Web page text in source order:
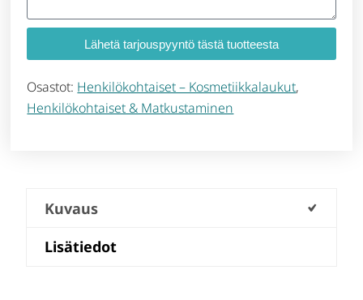
Lähetä tarjouspyyntö tästä tuotteesta
Osastot: Henkilökohtaiset – Kosmetiikkalaukut,
Henkilökohtaiset & Matkustaminen
Kuvaus
Lisätiedot